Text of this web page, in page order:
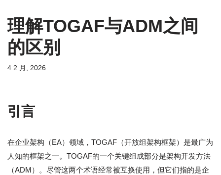
理解TOGAF与ADM之间
的区别
4 2 月, 2026
引言
在企业架构（EA）领域，TOGAF（开放组架构框架）是最广为
人知的框架之一。TOGAF的一个关键组成部分是架构开发方法
（ADM）。尽管这两个术语经常被互换使用，但它们指的是企